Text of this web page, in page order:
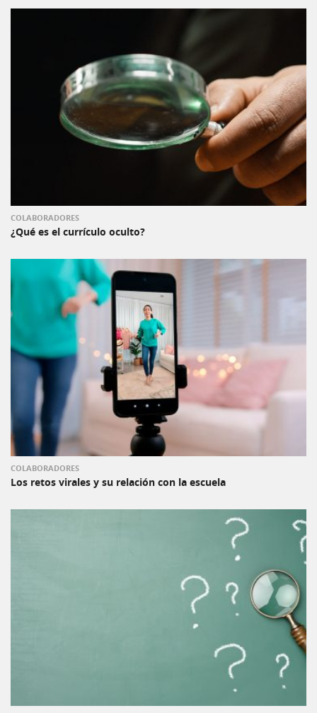
COLABORADORES
¿Qué es el currículo oculto?
COLABORADORES
Los retos virales y su relación con la escuela